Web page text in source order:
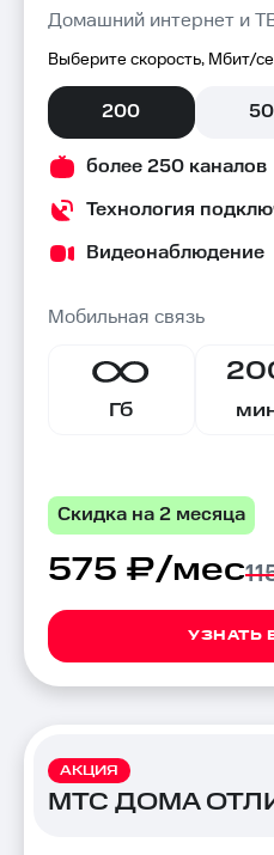
Домашний интернет и
Выберите скорость, Мбит/
200
более 250 каналов
Технология
Видеонаблюдение
Мобильная связь
Гб
Скидка на 2 месяца
575 ₽/мес
УЗНАТЬ
АКЦИЯ
МТС ДОМА